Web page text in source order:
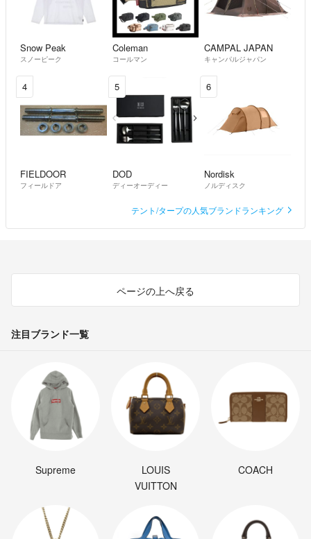
Snow Peak
スノーピーク
Coleman
コールマン
CAMPAL JAPAN
キャンパルジャパン
4
FIELDOOR
フィールドア
5
DOD
ディーオーディー
6
Nordisk
ノルディスク
テント/タープの人気ブランドランキング
ページの上へ戻る
注目ブランド一覧
Supreme
LOUIS
VUITTON
COACH